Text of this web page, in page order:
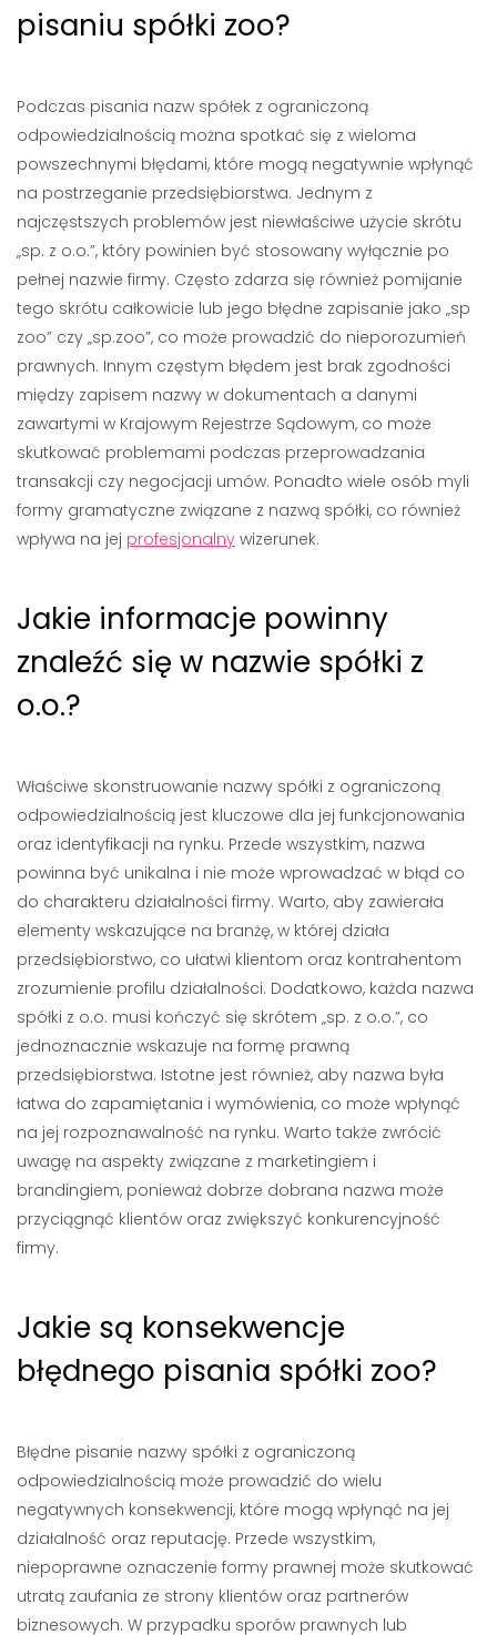
pisaniu spółki zoo?
Podczas pisania nazw spółek z ograniczoną
odpowiedzialnością można spotkać się z wieloma
powszechnymi błędami, które mogą negatywnie wpłynąć
na postrzeganie przedsiębiorstwa. Jednym z
najczęstszych problemów jest niewłaściwe użycie skrótu
„sp. z o.o.”, który powinien być stosowany wyłącznie po
pełnej nazwie firmy. Często zdarza się również pomijanie
tego skrótu całkowicie lub jego błędne zapisanie jako „sp
zoo” czy „sp.zoo”, co może prowadzić do nieporozumień
prawnych. Innym częstym błędem jest brak zgodności
między zapisem nazwy w dokumentach a danymi
zawartymi w Krajowym Rejestrze Sądowym, co może
skutkować problemami podczas przeprowadzania
transakcji czy negocjacji umów. Ponadto wiele osób myli
formy gramatyczne związane z nazwą spółki, co również
wpływa na jej profesjonalny wizerunek.
Jakie informacje powinny
znaleźć się w nazwie spółki z
o.o.?
Właściwe skonstruowanie nazwy spółki z ograniczoną
odpowiedzialnością jest kluczowe dla jej funkcjonowania
oraz identyfikacji na rynku. Przede wszystkim, nazwa
powinna być unikalna i nie może wprowadzać w błąd co
do charakteru działalności firmy. Warto, aby zawierała
elementy wskazujące na branżę, w której działa
przedsiębiorstwo, co ułatwi klientom oraz kontrahentom
zrozumienie profilu działalności. Dodatkowo, każda nazwa
spółki z o.o. musi kończyć się skrótem „sp. z o.o.”, co
jednoznacznie wskazuje na formę prawną
przedsiębiorstwa. Istotne jest również, aby nazwa była
łatwa do zapamiętania i wymówienia, co może wpłynąć
na jej rozpoznawalność na rynku. Warto także zwrócić
uwagę na aspekty związane z marketingiem i
brandingiem, ponieważ dobrze dobrana nazwa może
przyciągnąć klientów oraz zwiększyć konkurencyjność
firmy.
Jakie są konsekwencje
błędnego pisania spółki zoo?
Błędne pisanie nazwy spółki z ograniczoną
odpowiedzialnością może prowadzić do wielu
negatywnych konsekwencji, które mogą wpłynąć na jej
działalność oraz reputację. Przede wszystkim,
niepoprawne oznaczenie formy prawnej może skutkować
utratą zaufania ze strony klientów oraz partnerów
biznesowych. W przypadku sporów prawnych lub